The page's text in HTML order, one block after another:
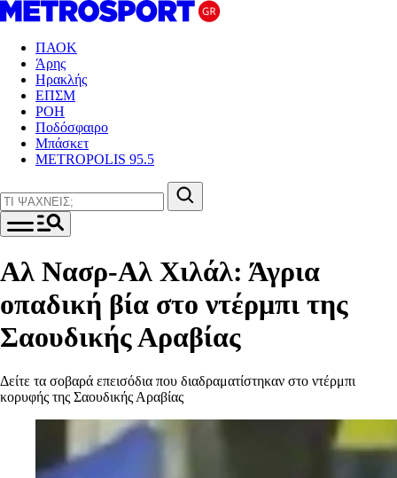
ΠΑΟΚ
Άρης
Ηρακλής
ΕΠΣΜ
ΡΟΗ
Ποδόσφαιρο
Μπάσκετ
METROPOLIS 95.5
Αλ Νασρ-Αλ Χιλάλ: Άγρια
οπαδική βία στο ντέρμπι της
Σαουδικής Αραβίας
Δείτε τα σοβαρά επεισόδια που διαδραματίστηκαν στο ντέρμπι
κορυφής της Σαουδικής Αραβίας